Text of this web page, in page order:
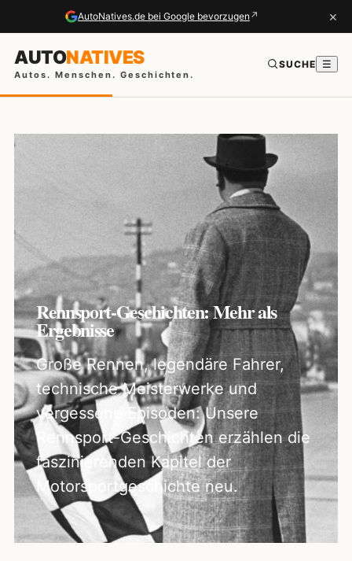
AutoNatives.de bei Google bevorzugen ↗ ×
AUTONATIVES
Autos. Menschen. Geschichten.
SUCHE ☰
Rennsport-Geschichten: Mehr als
Ergebnisse
Große Rennen, legendäre Fahrer,
technische Meisterwerke und
vergessene Episoden: Unsere
Rennsport-Geschichten erzählen die
faszinierenden Kapitel der
Motorsportgeschichte neu.